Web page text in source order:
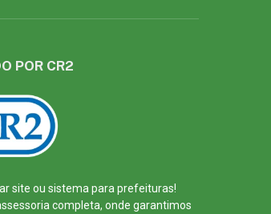
POR CR2
site ou sistema para prefeituras!
completa, onde garantimos